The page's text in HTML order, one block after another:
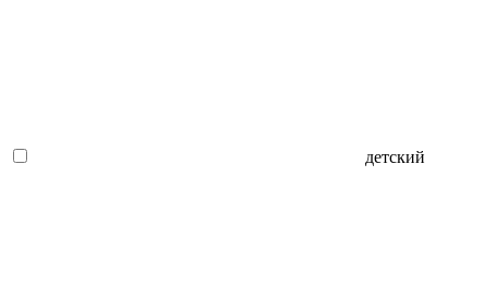
детский